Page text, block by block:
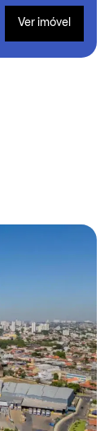
Ver imóvel